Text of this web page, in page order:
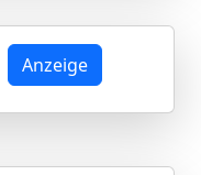
Anzeige